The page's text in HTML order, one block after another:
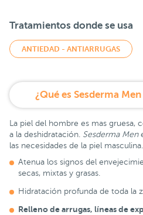
Tratamientos donde se usa
ANTIEDAD - ANTIARRUGAS
La piel del hombre es mas gruesa,
a la deshidratación. Sesderma Men
las necesidades de la piel masculina.
Atenua los signos del
secas, mixtas y grasas.
Hidratación profunda de toda la
Relleno de arrugas, líneas de